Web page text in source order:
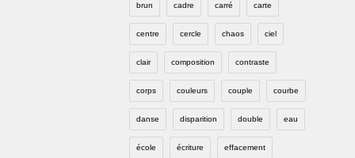
brun cadre carré carte
centre cercle chaos ciel
clair composition contraste
corps couleurs couple courbe
danse disparition double eau
école écriture effacement